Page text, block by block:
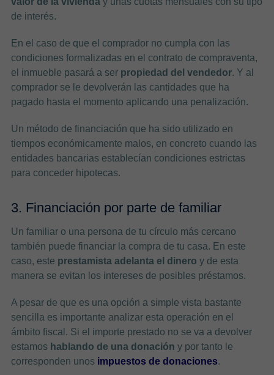
de interés.
En el caso de que el comprador no cumpla con las
condiciones formalizadas en el contrato de compraventa,
el inmueble pasará a ser propiedad del vendedor. Y al
comprador se le devolverán las cantidades que ha
pagado hasta el momento aplicando una penalización.
Un método de financiación que ha sido utilizado en
tiempos económicamente malos, en concreto cuando las
entidades bancarias establecían condiciones estrictas
para conceder hipotecas.
3. Financiación por parte de familiar
Un familiar o una persona de tu círculo más cercano
también puede financiar la compra de tu casa. En este
caso, este prestamista adelanta el dinero y de esta
manera se evitan los intereses de posibles préstamos.
A pesar de que es una opción a simple vista bastante
sencilla es importante analizar esta operación en el
ámbito fiscal. Si el importe prestado no se va a devolver
estamos hablando de una donación y por tanto le
corresponden unos impuestos de donaciones.